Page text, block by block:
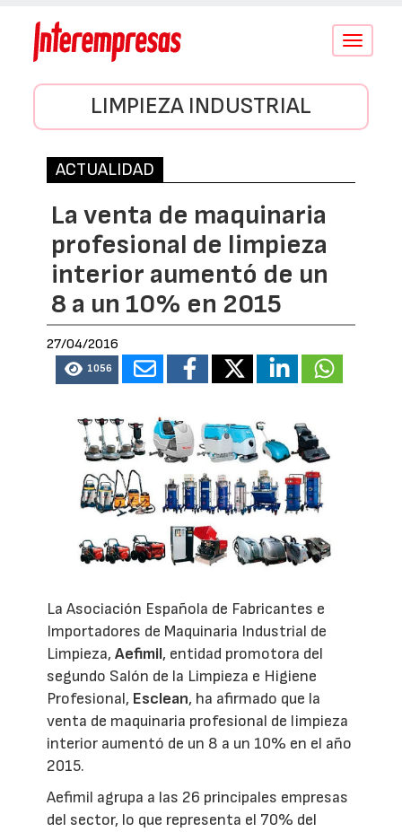
Conmutar
LIMPIEZA INDUSTRIAL
ACTUALIDAD
La venta de maquinaria
profesional de limpieza
interior aumentó de un
8 a un 10% en 2015
27/04/2016
1056
La Asociación Española de Fabricantes e
Importadores de Maquinaria Industrial de
Limpieza,Aefimil, entidad promotora del
segundo Salón de la Limpieza e Higiene
Profesional, Esclean, ha afirmado que la
venta de maquinaria profesional de limpieza
interior aumentó de un 8 a un 10% en el año
2015.
Aefimil agrupa a las 26 principales empresas
del sector, lo que representa el 70% del